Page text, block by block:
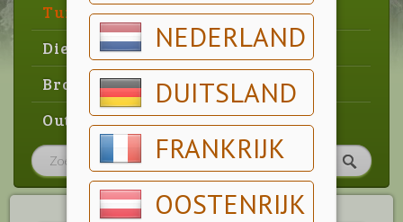
NEDERLAND
DUITSLAND
FRANKRIJK
OOSTENRIJK
Tuin
Dier
Brood & gebak
Outlet